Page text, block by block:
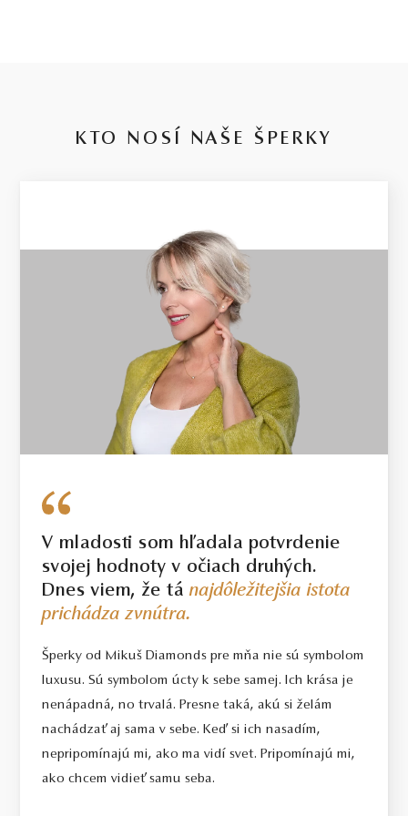
KTO NOSÍ NAŠE ŠPERKY
V mladosti som hľadala potvrdenie
svojej hodnoty v očiach druhých.
Dnes viem, že tánajdôležitejšia istota
prichádza zvnútra.
Šperky od Mikuš Diamonds pre mňa nie sú symbolom
luxusu. Sú symbolom úcty k sebe samej. Ich krása je
nenápadná, no trvalá. Presne taká, akú si želám
nachádzať aj sama v sebe. Keď si ich nasadím,
nepripomínajú mi, ako ma vidí svet. Pripomínajú mi,
ako chcem vidieť samu seba.